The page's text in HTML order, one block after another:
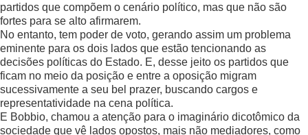
partidos que compõem o cenário político, mas que não são
fortes para se alto afirmarem.
No entanto, tem poder de voto, gerando assim um problema
eminente para os dois lados que estão tencionando as
decisões políticas do Estado. E, desse jeito os partidos que
ficam no meio da posição e entre a oposição migram
sucessivamente a seu bel prazer, buscando cargos e
representatividade na cena política.
E Bobbio, chamou a atenção para o imaginário dicotômico da
sociedade que vê lados opostos, mais não mediadores, como